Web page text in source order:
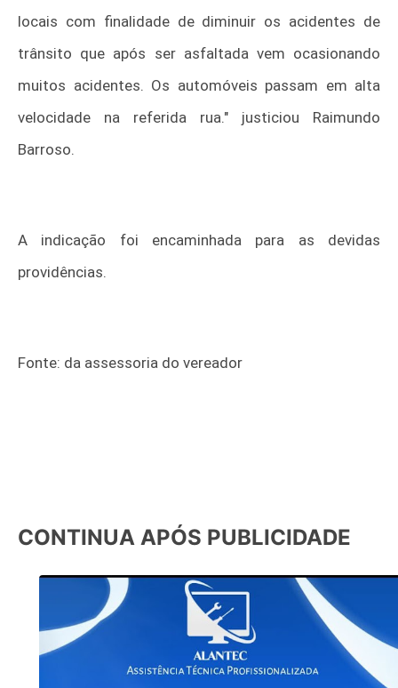
locais com finalidade de diminuir os acidentes de
trânsito que após ser asfaltada vem ocasionando
muitos acidentes. Os automóveis passam em alta
velocidade na referida rua." justiciou Raimundo
Barroso.
A indicação foi encaminhada para as devidas
providências.
Fonte: da assessoria do vereador
CONTINUA APÓS PUBLICIDADE